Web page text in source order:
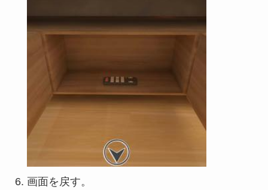
画面を戻す。